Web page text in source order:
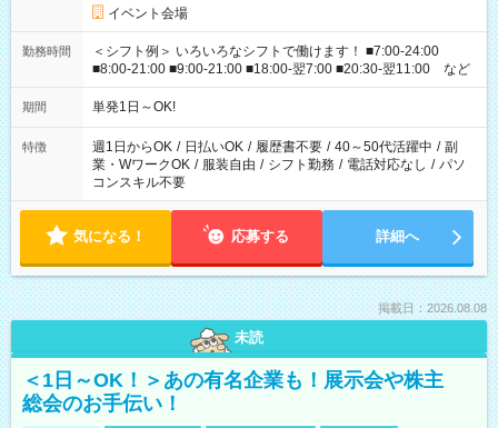
イベント会場
勤務時間
＜シフト例＞ いろいろなシフトで働けます！ ■7:00-24:00
■8:00-21:00 ■9:00-21:00 ■18:00-翌7:00 ■20:30-翌11:00 など
期間 単発1日～OK!
特徴 週1日からOK / 日払いOK / 履歴書不要 / 40～50代活躍中 / 副
業・WワークOK / 服装自由 / シフト勤務 / 電話対応なし / パソ
コンスキル不要
気になる！ 応募する 詳細へ
掲載日：2026.08.08
未読
＜1日～OK！＞あの有名企業も！展示会や株主
総会のお手伝い！